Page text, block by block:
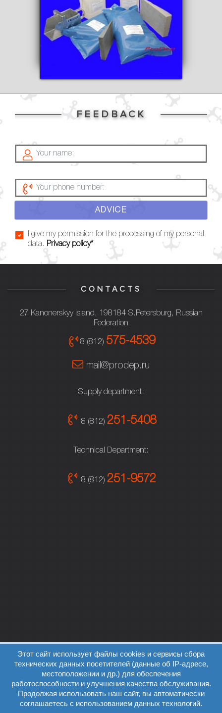
FEEDBACK
ADVICE
I give my permission for the processing of my personal
data. Privacy policy*
CONTACTS
27 Kanonerskyy island, 198184 S.Petersburg, Russian
Federation
8 (812) 575-4539
mail@prodep.ru
Supply department:
8 (812)251-5408
Technical Department:
8 (812)251-9572
Этот сайт использует файлы cookies и сервисы сбора
технических данных посетителей (данные об IP-адресе,
местоположении и др.) для обеспечения
работоспособности и улучшения качества обслуживания.
Продолжая использовать наш сайт, вы автоматически
соглашаетесь с использованием данных технологий.